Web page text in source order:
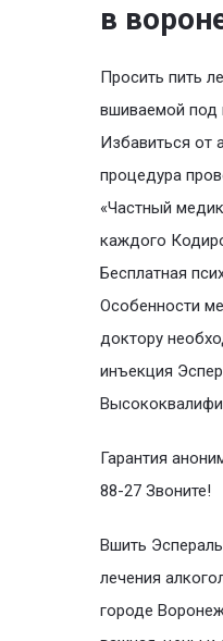
в
Просить пить
вшиваемой под
Избавиться от
процедура
«Частный
каждого
Бесплатная
Особенности
доктору
инъекция
Гарантия
88-27 Звоните!
Вшить
лечения
городе